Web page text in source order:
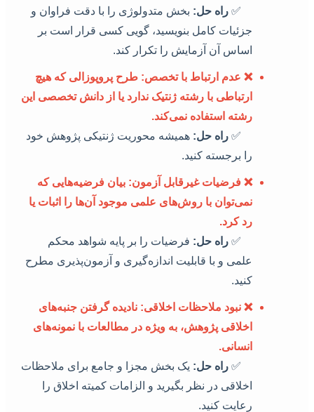
✅ راه حل: بخش متدولوژی را با دقت فراوان و
جزئیات کامل بنویسید، گویی کسی قرار است بر
اساس آن آزمایش را تکرار کند.
❌ عدم ارتباط با تخصص: طرح پروپوزالی که هیچ
ارتباطی با رشته ژنتیک ندارد یا از دانش تخصصی این
رشته استفاده نمی‌کند.
✅ راه حل: همیشه محوریت ژنتیکی پژوهش خود
را برجسته کنید.
❌ فرضیات غیرقابل آزمون: بیان فرضیه‌هایی که
نمی‌توان با روش‌های علمی موجود آن‌ها را اثبات یا
رد کرد.
✅ راه حل: فرضیات را بر پایه شواهد محکم
علمی و با قابلیت اندازه‌گیری و آزمون‌پذیری مطرح
کنید.
❌ نبود ملاحظات اخلاقی: نادیده گرفتن جنبه‌های
اخلاقی پژوهش، به ویژه در مطالعات با نمونه‌های
انسانی.
✅ راه حل: یک بخش مجزا و جامع برای ملاحظات
اخلاقی در نظر بگیرید و الزامات کمیته اخلاق را
رعایت کنید.